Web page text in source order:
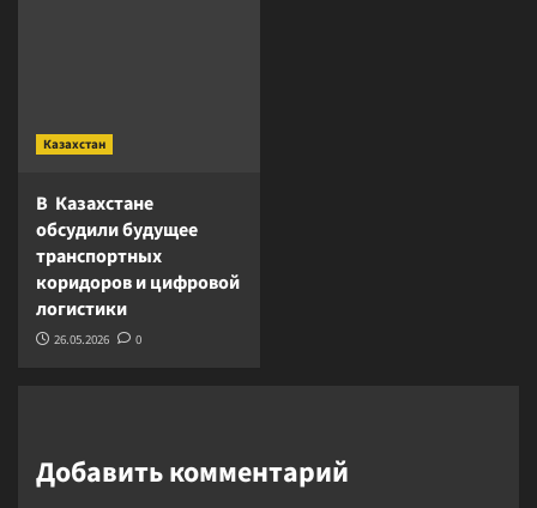
Казахстан
В Казахстане
обсудили будущее
транспортных
коридоров и цифровой
логистики
26.05.2026 0
Добавить комментарий